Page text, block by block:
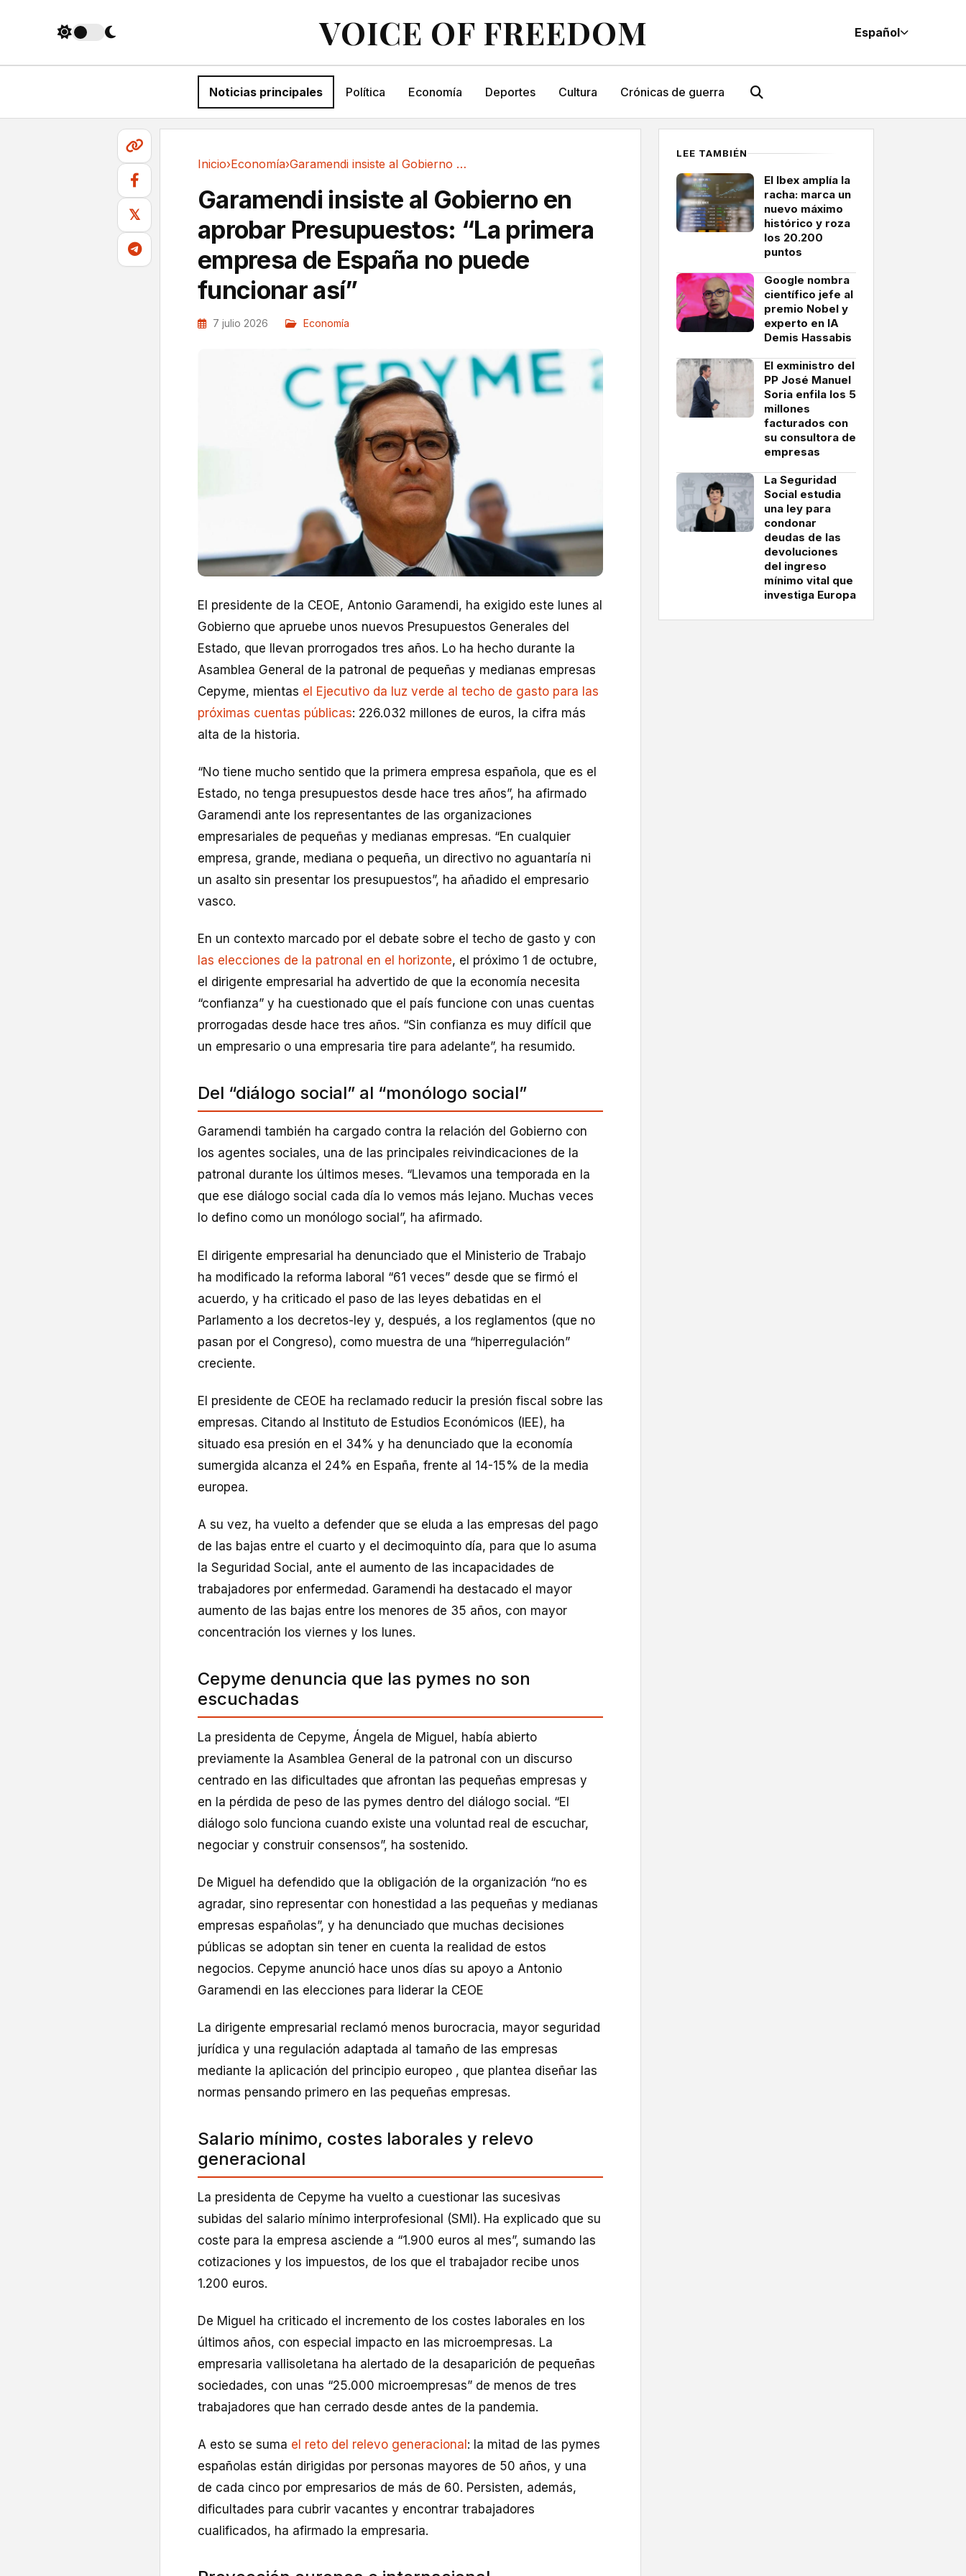
VOICE OF FREEDOM Español
Noticias principales Política Economía Deportes Cultura Crónicas de guerra
𝕏
Inicio›Economía› Garamendi insiste al Gobierno en aprobar...
Garamendi insiste al Gobierno en
aprobar Presupuestos: “La primera
empresa de España no puede
funcionar así”
7 julio 2026 Economía
El presidente de la CEOE, Antonio Garamendi, ha exigido este lunes al
Gobierno que apruebe unos nuevos Presupuestos Generales del
Estado, que llevan prorrogados tres años. Lo ha hecho durante la
Asamblea General de la patronal de pequeñas y medianas empresas
Cepyme, mientas el Ejecutivo da luz verde al techo de gasto para las
próximas cuentas públicas: 226.032 millones de euros, la cifra más
alta de la historia.
“No tiene mucho sentido que la primera empresa española, que es el
Estado, no tenga presupuestos desde hace tres años”, ha afirmado
Garamendi ante los representantes de las organizaciones
empresariales de pequeñas y medianas empresas. “En cualquier
empresa, grande, mediana o pequeña, un directivo no aguantaría ni
un asalto sin presentar los presupuestos”, ha añadido el empresario
vasco.
En un contexto marcado por el debate sobre el techo de gasto y con
las elecciones de la patronal en el horizonte, el próximo 1 de octubre,
el dirigente empresarial ha advertido de que la economía necesita
“confianza” y ha cuestionado que el país funcione con unas cuentas
prorrogadas desde hace tres años. “Sin confianza es muy difícil que
un empresario o una empresaria tire para adelante”, ha resumido.
Del “diálogo social” al “monólogo social”
Garamendi también ha cargado contra la relación del Gobierno con
los agentes sociales, una de las principales reivindicaciones de la
patronal durante los últimos meses. “Llevamos una temporada en la
que ese diálogo social cada día lo vemos más lejano. Muchas veces
lo defino como un monólogo social”, ha afirmado.
El dirigente empresarial ha denunciado que el Ministerio de Trabajo
ha modificado la reforma laboral “61 veces” desde que se firmó el
acuerdo, y ha criticado el paso de las leyes debatidas en el
Parlamento a los decretos-ley y, después, a los reglamentos (que no
pasan por el Congreso), como muestra de una “hiperregulación”
creciente.
El presidente de CEOE ha reclamado reducir la presión fiscal sobre las
empresas. Citando al Instituto de Estudios Económicos (IEE), ha
situado esa presión en el 34% y ha denunciado que la economía
sumergida alcanza el 24% en España, frente al 14-15% de la media
europea.
A su vez, ha vuelto a defender que se eluda a las empresas del pago
de las bajas entre el cuarto y el decimoquinto día, para que lo asuma
la Seguridad Social, ante el aumento de las incapacidades de
trabajadores por enfermedad. Garamendi ha destacado el mayor
aumento de las bajas entre los menores de 35 años, con mayor
concentración los viernes y los lunes.
Cepyme denuncia que las pymes no son
escuchadas
La presidenta de Cepyme, Ángela de Miguel, había abierto
previamente la Asamblea General de la patronal con un discurso
centrado en las dificultades que afrontan las pequeñas empresas y
en la pérdida de peso de las pymes dentro del diálogo social. “El
diálogo solo funciona cuando existe una voluntad real de escuchar,
negociar y construir consensos”, ha sostenido.
De Miguel ha defendido que la obligación de la organización “no es
agradar, sino representar con honestidad a las pequeñas y medianas
empresas españolas”, y ha denunciado que muchas decisiones
públicas se adoptan sin tener en cuenta la realidad de estos
negocios. Cepyme anunció hace unos días su apoyo a Antonio
Garamendi en las elecciones para liderar la CEOE
La dirigente empresarial reclamó menos burocracia, mayor seguridad
jurídica y una regulación adaptada al tamaño de las empresas
mediante la aplicación del principio europeo , que plantea diseñar las
normas pensando primero en las pequeñas empresas.
Salario mínimo, costes laborales y relevo
generacional
La presidenta de Cepyme ha vuelto a cuestionar las sucesivas
subidas del salario mínimo interprofesional (SMI). Ha explicado que su
coste para la empresa asciende a “1.900 euros al mes”, sumando las
cotizaciones y los impuestos, de los que el trabajador recibe unos
1.200 euros.
De Miguel ha criticado el incremento de los costes laborales en los
últimos años, con especial impacto en las microempresas. La
empresaria vallisoletana ha alertado de la desaparición de pequeñas
sociedades, con unas “25.000 microempresas” de menos de tres
trabajadores que han cerrado desde antes de la pandemia.
A esto se suma el reto del relevo generacional : la mitad de las pymes
españolas están dirigidas por personas mayores de 50 años, y una
de cada cinco por empresarios de más de 60. Persisten, además,
dificultades para cubrir vacantes y encontrar trabajadores
cualificados, ha afirmado la empresaria.
LEE TAMBIÉN
El Ibex amplía la
racha: marca un
nuevo máximo
histórico y roza
los 20.200
puntos
Google nombra
científico jefe al
premio Nobel y
experto en IA
Demis Hassabis
El exministro del
PP José Manuel
Soria enfila los 5
millones
facturados con
su consultora de
empresas
La Seguridad
Social estudia
una ley para
condonar
deudas de las
devoluciones
del ingreso
mínimo vital que
investiga Europa